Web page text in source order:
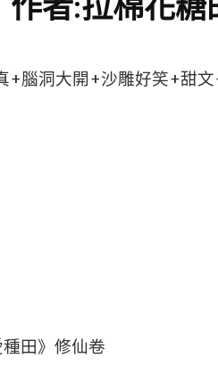
+腦洞大開+沙雕好笑+甜
田》修仙卷